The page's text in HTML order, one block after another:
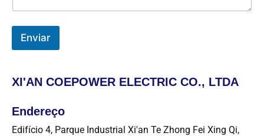
Enviar
XI'AN COEPOWER ELECTRIC CO., LTDA
Endereço​
Edifício 4, Parque Industrial Xi'an Te Zhong Fei Xing Qi,